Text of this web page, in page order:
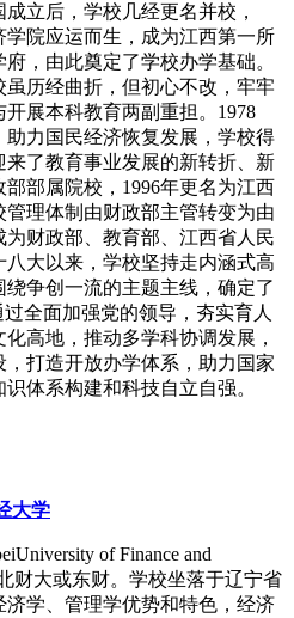
立后，学校几经更名并校，
学院应运而生，成为江西第一所
，由此奠定了学校办学基础。
历经曲折，但初心不改，牢牢
展本科教育两副重担。1978
力国民经济恢复发展，学校得
来了教育事业发展的新转折、新
部部属院校，1996年更名为江西
管理体制由财政部主管转变为由
为财政部、教育部、江西省人民
大以来，学校坚持走内涵式高
争创一流的主题主线，确定了
全面加强党的领导，夯实育人
高地，推动多学科协调发展，
打造开放办学体系，助力国家
体系构建和科技自立自强。
大学
of Finance and
财大或东财。学校坐落于辽宁省
济学、管理学优势和特色，经济